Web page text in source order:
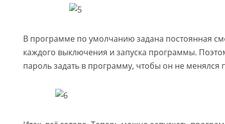
В программе по умолчанию задана постоянная
каждого выключения и запуска программы.
пароль задать в программу, чтобы он не менялся